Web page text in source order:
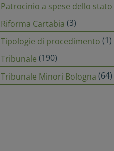
Patrocinio a spese dello stato
Riforma Cartabia (3)
Tipologie di procedimento (1)
Tribunale (190)
Tribunale Minori Bologna (64)